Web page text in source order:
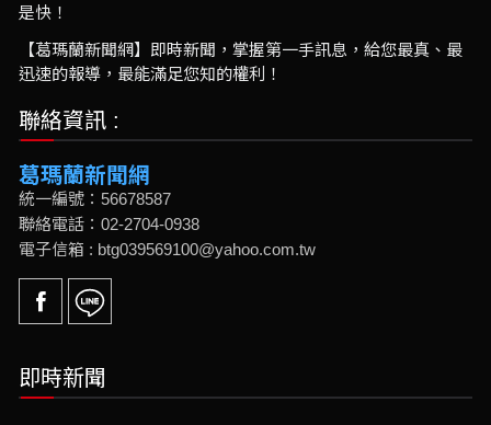
是快！
【葛瑪蘭新聞網】即時新聞，掌握第一手訊息，給您最真、最
迅速的報導，最能滿足您知的權利！
聯絡資訊 :
葛瑪蘭新聞網
統一編號：56678587
聯絡電話：02-2704-0938
電子信箱 : btg039569100@yahoo.com.tw
即時新聞